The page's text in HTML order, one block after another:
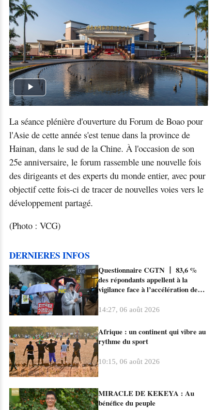
Play
La séance plénière d'ouverture du Forum de Boao pour
l'Asie de cette année s'est tenue dans la province de
Hainan, dans le sud de la Chine. À l'occasion de son
25e anniversaire, le forum rassemble une nouvelle fois
des dirigeants et des experts du monde entier, avec pour
objectif cette fois-ci de tracer de nouvelles voies vers le
développement partagé.
(Photo : VCG)
DERNIERES INFOS
Questionnaire CGTN 丨 83,6 %
des répondants appellent à la
vigilance face à l’accélération de
le nouveau militarisme
14:27, 06 août 2026
Afrique : un continent qui vibre au
rythme du sport
10:15, 06 août 2026
MIRACLE DE KEKEYA : Au
bénéfice du peuple